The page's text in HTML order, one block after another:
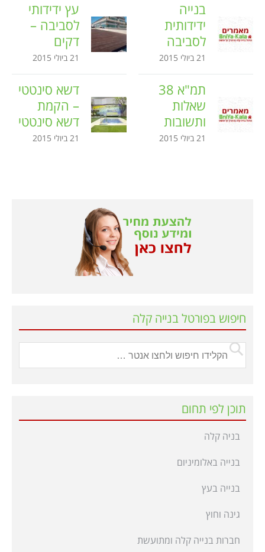
בנייה
ידידותית
לסביבה
21 ביולי 2015
עץ ידידותי
לסביבה –
דקים
21 ביולי 2015
תמ"א 38
שאלות
ותשובות
21 ביולי 2015
דשא סינטטי
– הקמת
דשא סינטטי
21 ביולי 2015
חיפוש בפורטל בנייה קלה
תוכן לפי תחום
בניה קלה
בנייה באלומיניום
בנייה בעץ
גינה וחוץ
חברות בנייה קלה ומתועשת